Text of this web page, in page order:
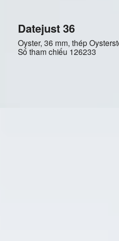
Datejust 36
Oyster, 36 mm, thép
Số tham chiếu 126233